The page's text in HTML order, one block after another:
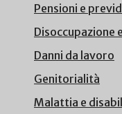
Pensioni e
Disoccupazione
Danni da lavoro
Genitorialità
Malattia e